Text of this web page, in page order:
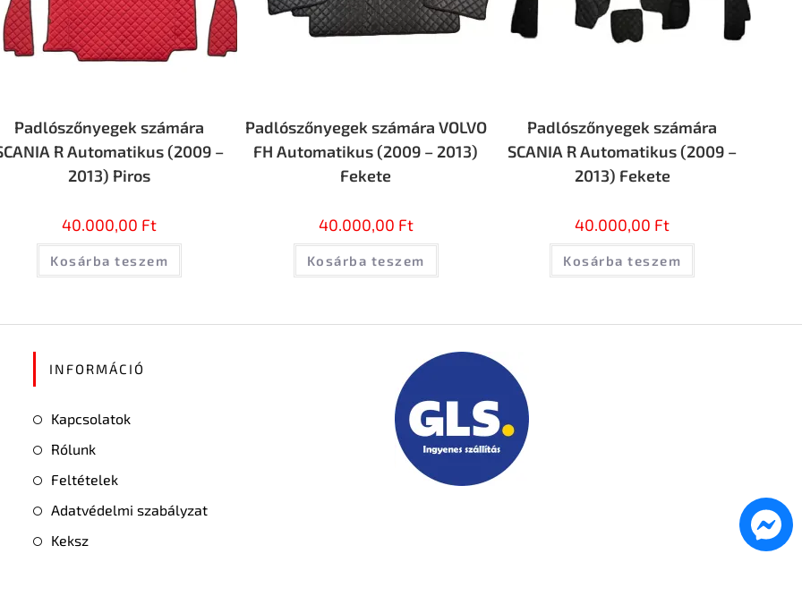
Padlószőnyegek számára
R Automatikus (2009 –
2013) Piros
40.000,00 Ft
Kosárba teszem
Padlószőnyegek számára VOLVO
FH Automatikus (2009 – 2013)
Fekete
40.000,00 Ft
Kosárba teszem
Padlószőnyegek számára
SCANIA R Automatikus (2009 –
2013) Fekete
40.000,00 Ft
Kosárba teszem
INFORMÁCIÓ
Kapcsolatok
Rólunk
Feltételek
Adatvédelmi szabályzat
Keksz